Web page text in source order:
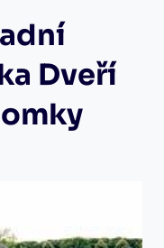
Dveří